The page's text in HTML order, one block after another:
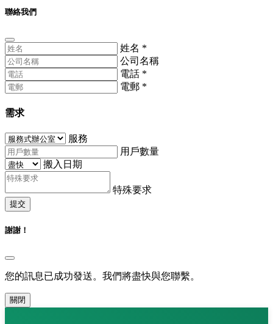
聯絡我們
姓名 *
公司名稱
電話 *
電郵 *
需求
服務
用戶數量
搬入日期
特殊要求
提交
謝謝！
您的訊息已成功發送。我們將盡快與您聯繫。
關閉